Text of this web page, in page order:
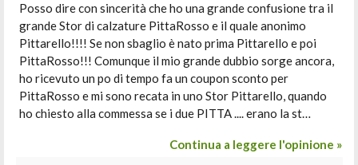
Posso dire con sincerità che ho una grande confusione tra il
grande Stor di calzature PittaRosso e il quale anonimo
Pittarello!!!! Se non sbaglio è nato prima Pittarello e poi
PittaRosso!!! Comunque il mio grande dubbio sorge ancora,
ho ricevuto un po di tempo fa un coupon sconto per
PittaRosso e mi sono recata in uno Stor Pittarello, quando
ho chiesto alla commessa se i due PITTA .... erano la st…
Continua a leggere l'opinione »